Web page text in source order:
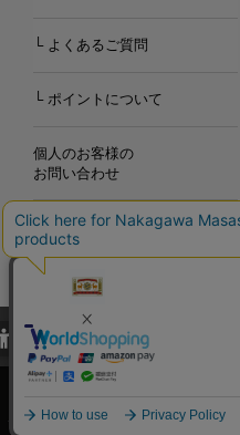
└ よくあるご質問
└ ポイントについて
個人のお客様の
お問い合わせ
Copyright©2000-2026
Nakagawa Masashichi Shoten All Rights
当サイトでは、当サイト内にお
び利便性向上のためにクッキー
関しては「プライバシーポリシー
承諾する